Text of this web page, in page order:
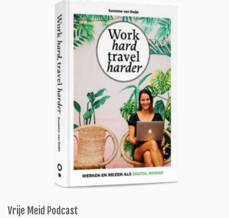
Vrije Meid Podcast